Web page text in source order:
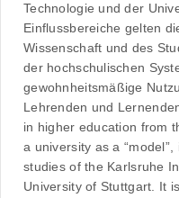
Technologie und der
Einflussbereiche gelten
Wissenschaft und des
der hochschulischen
gewohnheitsmäßige
Lehrenden und
in higher education from
a university as a
studies of the Karlsruhe
University of Stuttgart. It